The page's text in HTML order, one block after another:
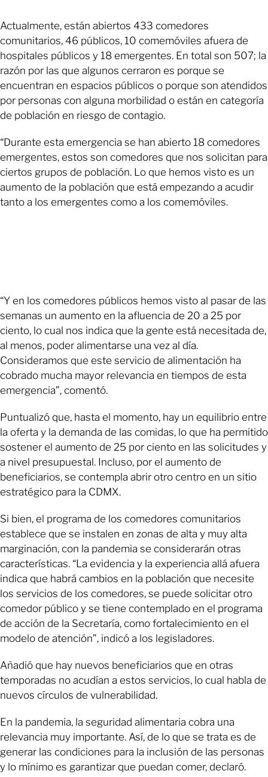
Actualmente, están abiertos 433 comedores
comunitarios, 46 públicos, 10 comemóviles afuera de
hospitales públicos y 18 emergentes. En total son 507; la
razón por las que algunos cerraron es porque se
encuentran en espacios públicos o porque son atendidos
por personas con alguna morbilidad o están en categoría
de población en riesgo de contagio.
“Durante esta emergencia se han abierto 18 comedores
emergentes, estos son comedores que nos solicitan para
ciertos grupos de población. Lo que hemos visto es un
aumento de la población que está empezando a acudir
tanto a los emergentes como a los comemóviles.
“Y en los comedores públicos hemos visto al pasar de las
semanas un aumento en la afluencia de 20 a 25 por
ciento, lo cual nos indica que la gente está necesitada de,
al menos, poder alimentarse una vez al día.
Consideramos que este servicio de alimentación ha
cobrado mucha mayor relevancia en tiempos de esta
emergencia”, comentó.
Puntualizó que, hasta el momento, hay un equilibrio entre
la oferta y la demanda de las comidas, lo que ha permitido
sostener el aumento de 25 por ciento en las solicitudes y
a nivel presupuestal. Incluso, por el aumento de
beneficiarios, se contempla abrir otro centro en un sitio
estratégico para la CDMX.
Si bien, el programa de los comedores comunitarios
establece que se instalen en zonas de alta y muy alta
marginación, con la pandemia se considerarán otras
características. “La evidencia y la experiencia allá afuera
indica que habrá cambios en la población que necesite
los servicios de los comedores, se puede solicitar otro
comedor público y se tiene contemplado en el programa
de acción de la Secretaría, como fortalecimiento en el
modelo de atención”, indicó a los legisladores.
Añadió que hay nuevos beneficiarios que en otras
temporadas no acudían a estos servicios, lo cual habla de
nuevos círculos de vulnerabilidad.
En la pandemia, la seguridad alimentaria cobra una
relevancia muy importante. Así, de lo que se trata es de
generar las condiciones para la inclusión de las personas
y lo mínimo es garantizar que puedan comer, declaró.